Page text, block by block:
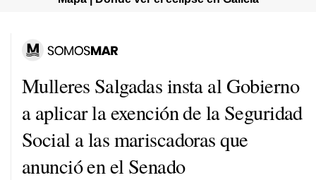
Mulleres Salgadas insta al Gobierno
a aplicar la exención de la Seguridad
Social a las mariscadoras que
anunció en el Senado